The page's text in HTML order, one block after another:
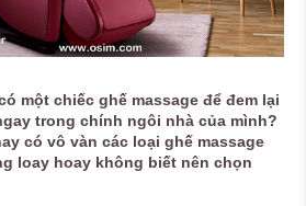
một chiếc ghế massage để đem lại
trong chính ngôi nhà của mình?
có vô vàn các loại ghế massage
loay hoay không biết nên chọn